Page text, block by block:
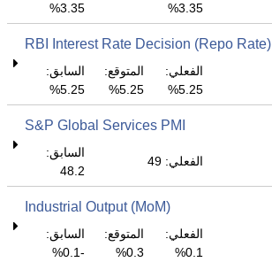
3.35%
3.35%
RBI Interest Rate Decision (Repo Rate)
الفعلي:
5.25%
المتوقع:
5.25%
السابق:
5.25%
S&P Global Services PMI
الفعلي: 49
السابق:
48.2
Industrial Output (MoM)
الفعلي:
0.1%
المتوقع:
0.3%
السابق:
-0.1%